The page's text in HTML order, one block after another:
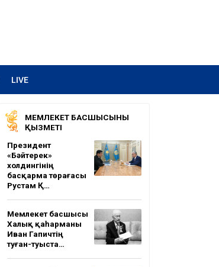
LIVE
МЕМЛЕКЕТ БАСШЫСЫНЫҢ
ҚЫЗМЕТІ
Президент
«Бәйтерек»
холдингінің
басқарма төрағасы
Рустам Қ…
Мемлекет басшысы
Халық қаһарманы
Иван Гапичтің
туған-туыста…